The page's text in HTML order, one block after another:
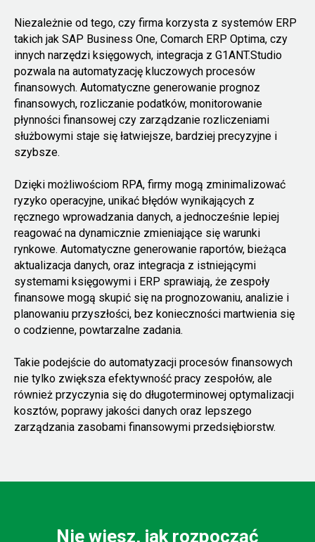
Niezależnie od tego, czy firma korzysta z systemów ERP
takich jak SAP Business One, Comarch ERP Optima, czy
innych narzędzi księgowych, integracja z G1ANT.Studio
pozwala na automatyzację kluczowych procesów
finansowych. Automatyczne generowanie prognoz
finansowych, rozliczanie podatków, monitorowanie
płynności finansowej czy zarządzanie rozliczeniami
służbowymi staje się łatwiejsze, bardziej precyzyjne i
szybsze.
Dzięki możliwościom RPA, firmy mogą zminimalizować
ryzyko operacyjne, unikać błędów wynikających z
ręcznego wprowadzania danych, a jednocześnie lepiej
reagować na dynamicznie zmieniające się warunki
rynkowe. Automatyczne generowanie raportów, bieżąca
aktualizacja danych, oraz integracja z istniejącymi
systemami księgowymi i ERP sprawiają, że zespoły
finansowe mogą skupić się na prognozowaniu, analizie i
planowaniu przyszłości, bez konieczności martwienia się
o codzienne, powtarzalne zadania.
Takie podejście do automatyzacji procesów finansowych
nie tylko zwiększa efektywność pracy zespołów, ale
również przyczynia się do długoterminowej optymalizacji
kosztów, poprawy jakości danych oraz lepszego
zarządzania zasobami finansowymi przedsiębiorstw.
Nie wiesz, jak rozpocząć